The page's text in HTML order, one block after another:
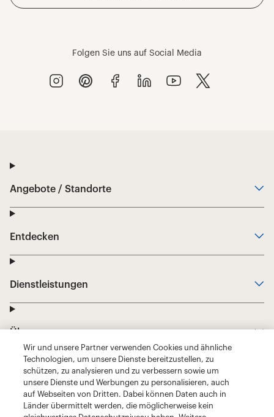
Wir und unsere Partner verwenden Cookies und ähnliche
Technologien, um unsere Dienste bereitzustellen, zu
schützen, zu analysieren und zu verbessern sowie um
unsere Dienste und Werbungen zu personalisieren, auch
auf Webseiten von Dritten. Dabei können Daten auch in
Länder übermittelt werden, die möglicherweise kein